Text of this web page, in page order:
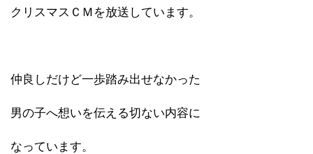
クリスマスＣＭを放送しています。
仲良しだけど一歩踏み出せなかった
男の子へ想いを伝える切ない内容に
なっています。